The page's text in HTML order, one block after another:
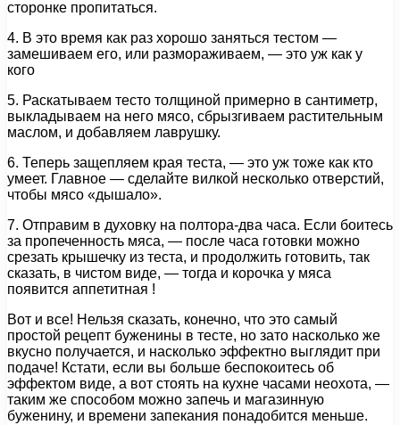
сторонке пропитаться.
4. В это время как раз хорошо заняться тестом —
замешиваем его, или размораживаем, — это уж как у
кого
5. Раскатываем тесто толщиной примерно в сантиметр,
выкладываем на него мясо, сбрызгиваем растительным
маслом, и добавляем лаврушку.
6. Теперь защепляем края теста, — это уж тоже как кто
умеет. Главное — сделайте вилкой несколько отверстий,
чтобы мясо «дышало».
7. Отправим в духовку на полтора-два часа. Если боитесь
за пропеченность мяса, — после часа готовки можно
срезать крышечку из теста, и продолжить готовить, так
сказать, в чистом виде, — тогда и корочка у мяса
появится аппетитная !
Вот и все! Нельзя сказать, конечно, что это самый
простой рецепт буженины в тесте, но зато насколько же
вкусно получается, и насколько эффектно выглядит при
подаче! Кстати, если вы больше беспокоитесь об
эффектом виде, а вот стоять на кухне часами неохота, —
таким же способом можно запечь и магазинную
буженину, и времени запекания понадобится меньше.